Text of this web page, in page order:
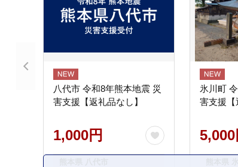
八代市 令和8年熊本地震 災
害支援【返礼品なし】
1,000円
氷川町
害支援【
5,000